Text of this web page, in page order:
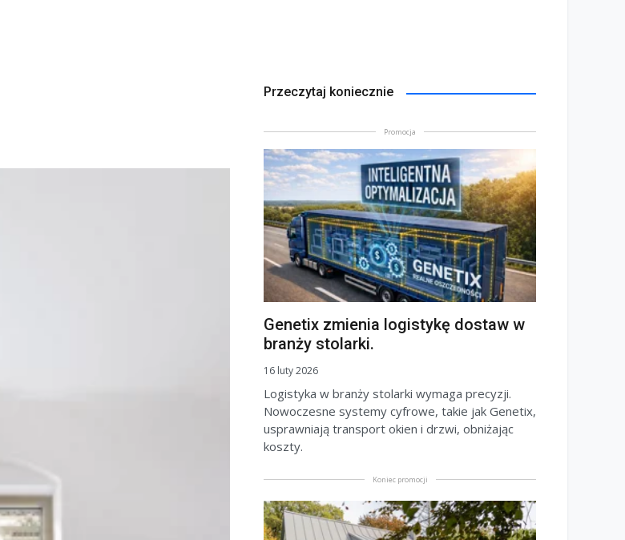
Przeczytaj koniecznie
Promocja
Genetix zmienia logistykę dostaw w
branży stolarki.
16 luty 2026
Logistyka w branży stolarki wymaga precyzji.
Nowoczesne systemy cyfrowe, takie jak Genetix,
usprawniają transport okien i drzwi, obniżając
koszty.
Koniec promocji